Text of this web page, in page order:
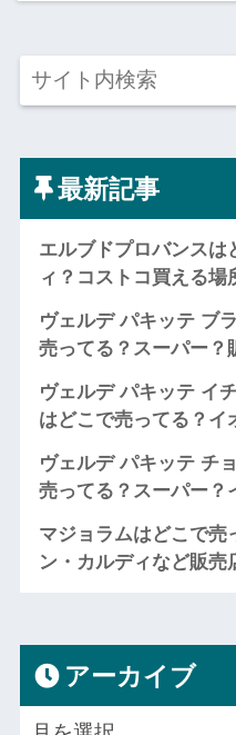
最新記事
エルブドプロバンスは
ィ？コストコ買える場
ヴェルデ パキッテ ブ
売ってる？スーパー？
ヴェルデ パキッテ イ
はどこで売ってる？イ
ヴェルデ パキッテ チ
売ってる？スーパー？
マジョラムはどこで売
ン・カルディなど販売
アーカイブ